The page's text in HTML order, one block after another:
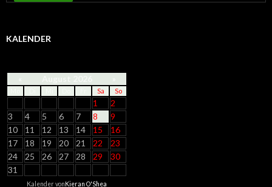
KALENDER
« »
Sa So
1
2
3
4 5 6 7 8
9
10
11 12 13 14 15
16
17
18 19 20 21 22
23
24
25 26 27 28 29
30
31
Kalender vonKieran O'Shea